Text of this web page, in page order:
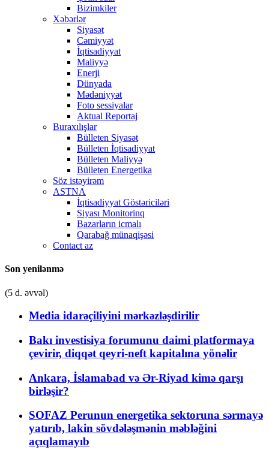
Bizimkiler
Xəbərlər
Siyasət
Cəmiyyət
İqtisadiyyat
Maliyyə
Enerji
Dünyada
Mədəniyyət
Foto sessiyalar
Aktual Reportaj
Buraxılışlar
Bülleten Siyasət
Bülleten İqtisadiyyat
Bülleten Maliyyə
Bülleten Energetika
Söz istəyirəm
ASTNA
İqtisadiyyat Göstəriciləri
Siyası Monitorinq
Bazarların icmalı
Qarabağ münaqişəsi
Contact az
Son yenilənmə
(5 d. əvvəl)
Media idarəçiliyini mərkəzləşdirilir
Bakı investisiya forumunu daimi platformaya
çevirir, diqqət qeyri-neft kapitalına yönəlir
Ankara, İslamabad və Ər-Riyad kimə qarşı
birləşir?
SOFAZ Perunun energetika sektoruna sərmayə
yatırıb, lakin sövdələşmənin məbləğini
açıqlamayıb